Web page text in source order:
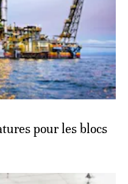
pour les blocs